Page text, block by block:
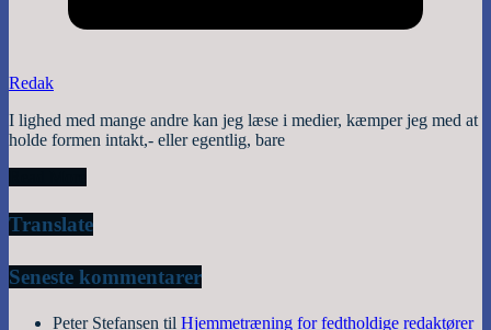
Redak
I lighed med mange andre kan jeg læse i medier, kæmper jeg med at
holde formen intakt,- eller egentlig, bare
Translate
Seneste kommentarer
Peter Stefansen til Hjemmetræning for fedtholdige redaktører